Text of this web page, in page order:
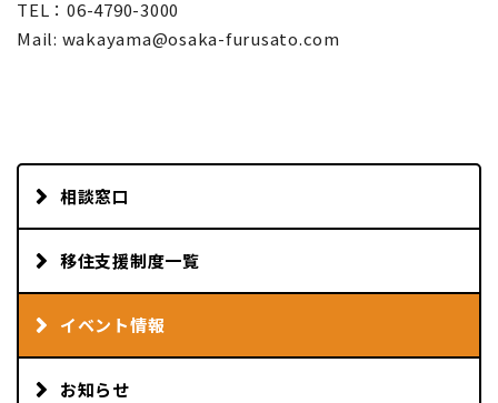
TEL：06-4790-3000
Mail: wakayama@osaka-furusato.com
相談窓口
移住支援制度一覧
イベント情報
お知らせ